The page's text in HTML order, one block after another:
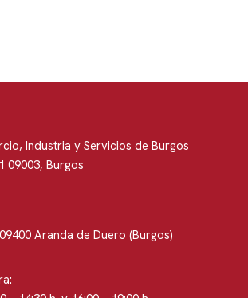
Industria y Servicios de Burgos
09003, Burgos
Aranda de Duero (Burgos)